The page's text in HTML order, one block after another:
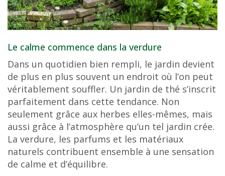
Le calme commence dans la verdure
Dans un quotidien bien rempli, le jardin devient
de plus en plus souvent un endroit où l’on peut
véritablement souffler. Un jardin de thé s’inscrit
parfaitement dans cette tendance. Non
seulement grâce aux herbes elles-mêmes, mais
aussi grâce à l’atmosphère qu’un tel jardin crée.
La verdure, les parfums et les matériaux
naturels contribuent ensemble à une sensation
de calme et d’équilibre.